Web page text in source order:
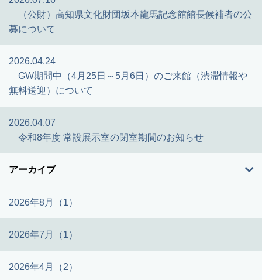
（公財）高知県文化財団坂本龍馬記念館館長候補者の公
募について
2026.04.24
GW期間中（4月25日～5月6日）のご来館（渋滞情報や
無料送迎）について
2026.04.07
令和8年度 常設展示室の閉室期間のお知らせ
アーカイブ
2026年8月（1）
2026年7月（1）
2026年4月（2）